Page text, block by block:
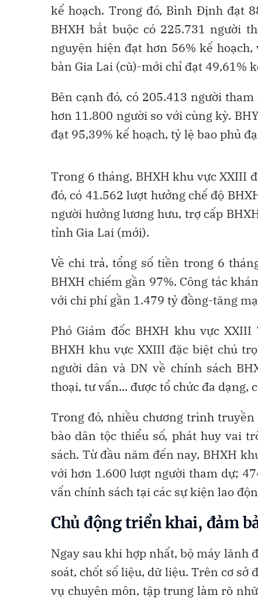
kế hoạch. Trong đó, Bình Định đạt
BHXH bắt buộc có 225.731 người
nguyện hiện đạt hơn 56% kế
bàn Gia Lai (cũ)-mới chỉ đạt 49,61%
Bên cạnh đó, có 205.413 người
hơn 11.800 người so với cùng kỳ.
đạt 95,39% kế hoạch, tỷ lệ bao phủ
Trong 6 tháng, BHXH khu vực XXIII
đó, có 41.562 lượt hưởng chế độ
người hưởng lương hưu, trợ cấp
tỉnh Gia Lai (mới).
Về chi trả, tổng số tiền trong 6
BHXH chiếm gần 97%. Công tác
với chi phí gần 1.479 tỷ đồng-tăng
Phó Giám đốc BHXH khu vực
BHXH khu vực XXIII đặc biệt chú
người dân và DN về chính sách
thoại, tư vấn... được tổ chức đa
Trong đó, nhiều chương trình
bào dân tộc thiểu số, phát huy vai
sách. Từ đầu năm đến nay, BHXH
với hơn 1.600 lượt người tham dự;
vấn chính sách tại các sự kiện lao
Chủ động triển khai, đảm
Ngay sau khi hợp nhất, bộ máy lãnh
soát, chốt số liệu, dữ liệu. Trên cơ
vụ chuyên môn, tập trung làm rõ